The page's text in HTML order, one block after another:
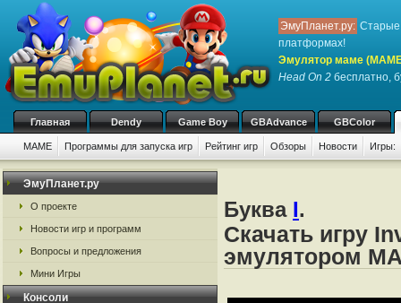
ЭмуПланет.ру: Старые
платформах!
Эмулятор маме
Head On 2 бесплатно,
Главная Dendy Game Boy GBAdvance GBColor
MAME Программы для запуска игр Рейтинг игр Обзоры Новости Игры:
ЭмуПланет.ру
О проекте
Новости игр и программ
Вопросы и предложения
Мини Игры
Консоли
Буква I.
Скачать игру
эмулятором